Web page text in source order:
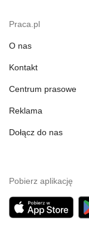
Praca.pl
O nas
Kontakt
Centrum prasowe
Reklama
Dołącz do nas
Pobierz aplikację